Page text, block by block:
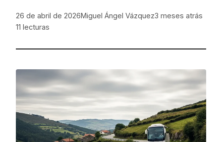
26 de abril de 2026Miguel Ángel Vázquez3 meses atrás
11 lecturas